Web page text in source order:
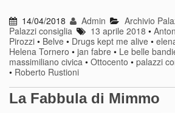
14/04/2018 Admin Archivio
Palazzi consiglia
13 aprile 2018 •
Pirozzi • Belve • Drugs kept me alive •
Helena Tornero • jan fabre • Le belle
massimiliano civica • Ottocento • palazzi
• Roberto Rustioni
La Fabbula di Mimmo